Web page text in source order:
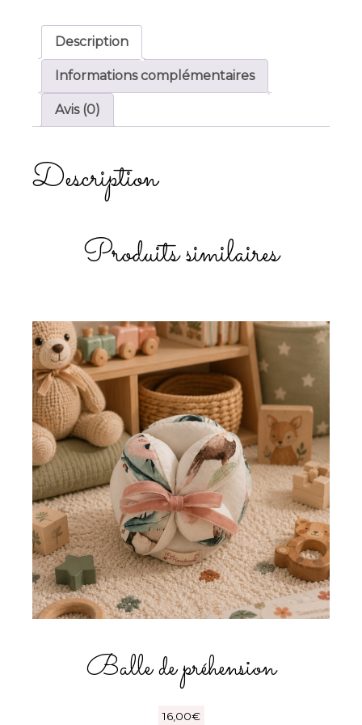
Description
Informations complémentaires
Avis (0)
Description
Produits similaires
Balle de préhension
16,00€